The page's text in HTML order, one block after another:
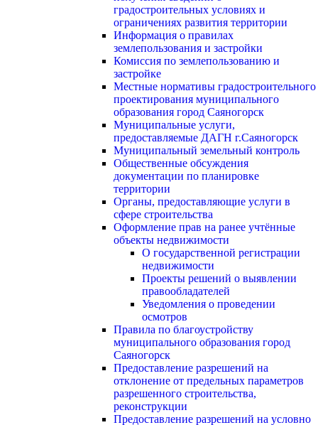
градостроительных условиях и
ограничениях развития территории
Информация о правилах
землепользования и застройки
Комиссия по землепользованию и
застройке
Местные нормативы градостроительного
проектирования муниципального
образования город Саяногорск
Муниципальные услуги,
предоставляемые ДАГН г.Саяногорск
Муниципальный земельный контроль
Общественные обсуждения
документации по планировке
территории
Органы, предоставляющие услуги в
сфере строительства
Оформление прав на ранее учтённые
объекты недвижимости
О государственной регистрации
недвижимости
Проекты решений о выявлении
правообладателей
Уведомления о проведении
осмотров
Правила по благоустройству
муниципального образования город
Саяногорск
Предоставление разрешений на
отклонение от предельных параметров
разрешенного строительства,
реконструкции
Предоставление разрешений на условно